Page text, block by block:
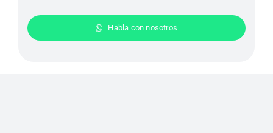
Habla con nosotros